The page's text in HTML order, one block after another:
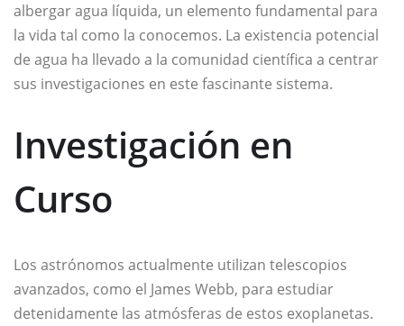
albergar agua líquida, un elemento fundamental para
la vida tal como la conocemos. La existencia potencial
de agua ha llevado a la comunidad científica a centrar
sus investigaciones en este fascinante sistema.
Investigación en
Curso
Los astrónomos actualmente utilizan telescopios
avanzados, como el James Webb, para estudiar
detenidamente las atmósferas de estos exoplanetas.